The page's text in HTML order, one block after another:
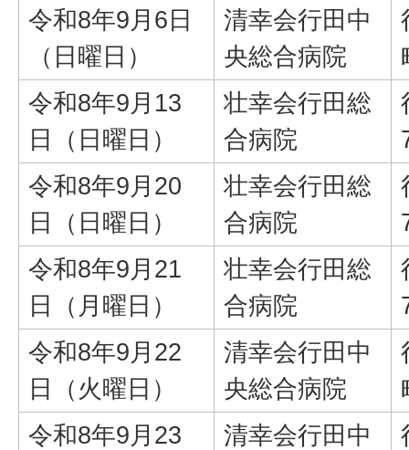
令和8年9月6日
（日曜日）
清幸会行田中
央総合病院
令和8年9月13
日（日曜日）
壮幸会行田総
合病院
令和8年9月20
日（日曜日）
壮幸会行田総
合病院
令和8年9月21
日（月曜日）
壮幸会行田総
合病院
令和8年9月22
日（火曜日）
清幸会行田中
央総合病院
令和8年9月23
清幸会行田中